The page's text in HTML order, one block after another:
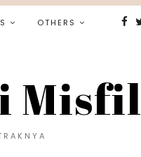
OTHERS
Misfil